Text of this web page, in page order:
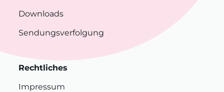
Downloads
Sendungsverfolgung
Rechtliches
Impressum